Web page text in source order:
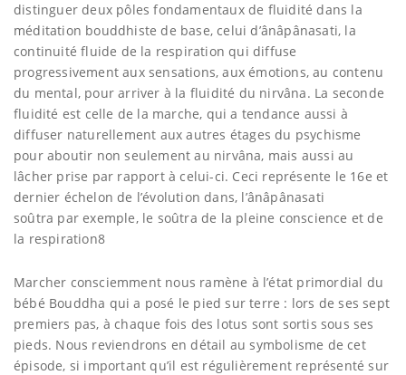
distinguer deux pôles fondamentaux de fluidité dans la
méditation bouddhiste de base, celui d’ânâpânasati, la
continuité fluide de la respiration qui diffuse
progressivement aux sensations, aux émotions, au contenu
du mental, pour arriver à la fluidité du nirvâna. La seconde
fluidité est celle de la marche, qui a tendance aussi à
diffuser naturellement aux autres étages du psychisme
pour aboutir non seulement au nirvâna, mais aussi au
lâcher prise par rapport à celui-ci. Ceci représente le 16e et
dernier échelon de l’évolution dans, l’ânâpânasati
soûtra par exemple, le soûtra de la pleine conscience et de
la respiration8
Marcher consciemment nous ramène à l’état primordial du
bébé Bouddha qui a posé le pied sur terre : lors de ses sept
premiers pas, à chaque fois des lotus sont sortis sous ses
pieds. Nous reviendrons en détail au symbolisme de cet
épisode, si important qu’il est régulièrement représenté sur